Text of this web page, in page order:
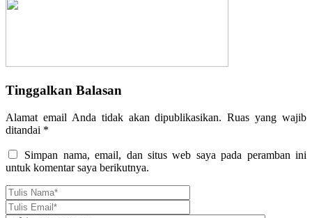
Tinggalkan Balasan
Alamat email Anda tidak akan dipublikasikan. Ruas yang wajib
ditandai *
Simpan nama, email, dan situs web saya pada peramban ini
untuk komentar saya berikutnya.